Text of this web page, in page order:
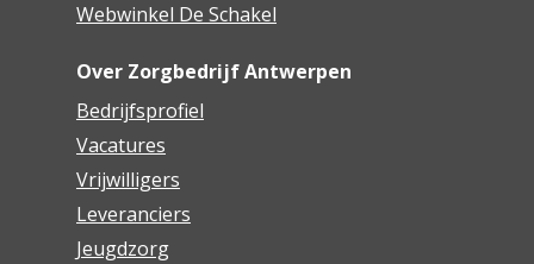
Webwinkel De Schakel
Over Zorgbedrijf Antwerpen
Bedrijfsprofiel
Vacatures
Vrijwilligers
Leveranciers
Jeugdzorg